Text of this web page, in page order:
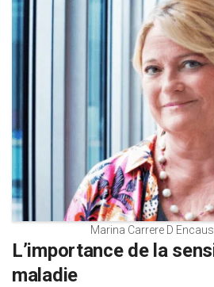
Marina Carrere D
L’importance de la
maladie